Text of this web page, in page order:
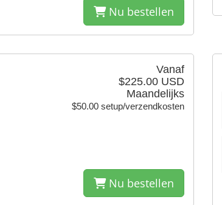
Nu bestellen
Vanaf
$225.00 USD
Maandelijks
$50.00 setup/verzendkosten
Nu bestellen